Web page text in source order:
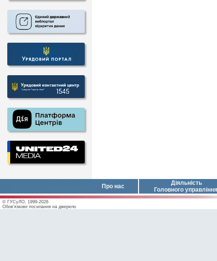
Про нас
Діяльність
Головного управління
© ГУСуЛО, 1999-2026
Обов'язкове посилання на джерело